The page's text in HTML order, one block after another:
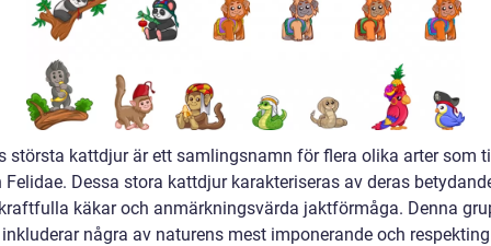
största kattdjur är ett samlingsnamn för flera olika arter som
Dessa stora kattdjur karakteriseras av deras
käkar och anmärkningsvärda jaktförmåga. Denna
några av naturens mest imponerande och